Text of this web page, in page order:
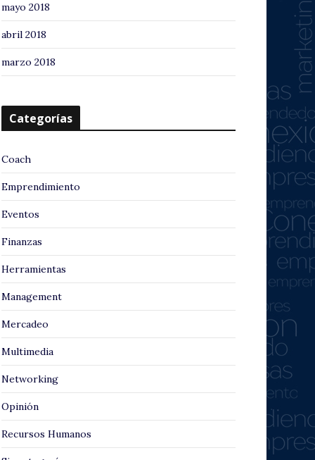
mayo 2018
abril 2018
marzo 2018
Categorías
Coach
Emprendimiento
Eventos
Finanzas
Herramientas
Management
Mercadeo
Multimedia
Networking
Opinión
Recursos Humanos